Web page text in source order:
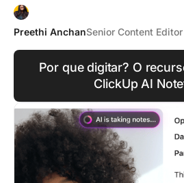
Preethi AnchanSenior Content Editor
Por que digitar? O
ClickUp AI